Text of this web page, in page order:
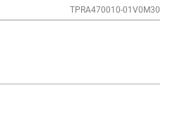
TPRA470010-01V0M30